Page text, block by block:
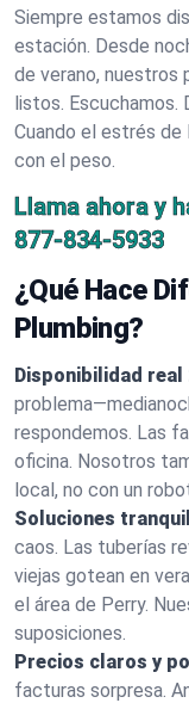
Siempre estamos
estación. Desde
de verano, nuestros
listos. Escuchamos.
Cuando el estrés de
con el peso.
Llama ahora y
877-834-5933
¿Qué Hace
Plumbing?
Disponibilidad real
respondemos. Las
oficina. Nosotros
local, no con un
Soluciones
caos. Las tuberías
viejas gotean en
el área de Perry.
suposiciones.
Precios claros y
facturas sorpresa.